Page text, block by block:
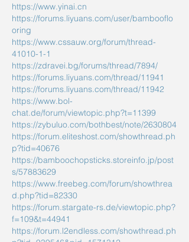
https://www.yinai.cn
https://forums.liyuans.com/user/bambooflo
oring
https://www.cssauw.org/forum/thread-
41010-1-1
https://zdravei.bg/forums/thread/7894/
https://forums.liyuans.com/thread/11941
https://forums.liyuans.com/thread/11942
https://www.bol-
chat.de/forum/viewtopic.php?t=11399
https://zybuluo.com/bothbest/note/2630804
https://forum.eliteshost.com/showthread.ph
p?tid=40676
https://bamboochopsticks.storeinfo.jp/post
s/57883629
https://www.freebeg.com/forum/showthrea
d.php?tid=82330
https://forum.stargate-rs.de/viewtopic.php?
f=109&t=44941
https://forum.l2endless.com/showthread.ph